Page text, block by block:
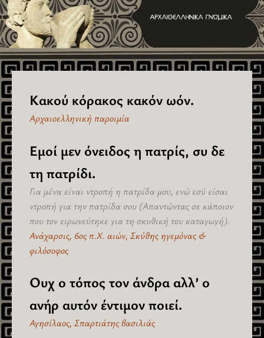
Κακού κόρακος κακόν ωόν.
Αρχαιοελληνική παροιμία
Εμοί μεν όνειδος η πατρίς, συ δε
τη πατρίδι.
Για μένα είναι ντροπή η πατρίδα μου, ενώ εσύ είσαι
ντροπή για την πατρίδα σου (Απαντώντας σε κάποιον
που τον ειρωνεύτηκε για τη σκυθική του καταγωγή).
Ανάχαρσις, 6ος π.Χ. αιών, Σκύθης ηγεμόνας &
φιλόσοφος
Ουχ ο τόπος τον άνδρα αλλ’ ο
ανήρ αυτόν έντιμον ποιεί.
Αγησίλαος, Σπαρτιάτης βασιλιάς